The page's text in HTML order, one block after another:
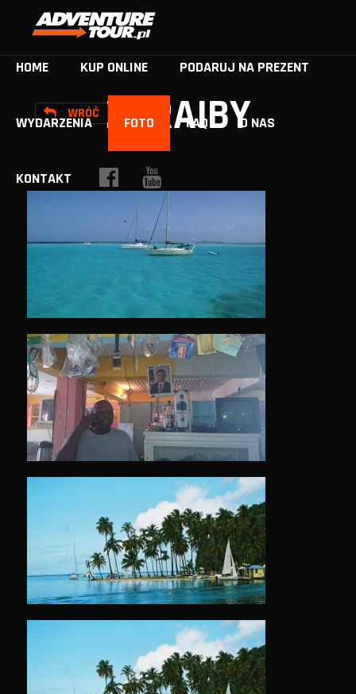
HOME KUP ONLINE PODARUJ NA PREZENT
WYDARZENIA FOTO FAQ O NAS
KONTAKT
WRÓĆ KARAIBY